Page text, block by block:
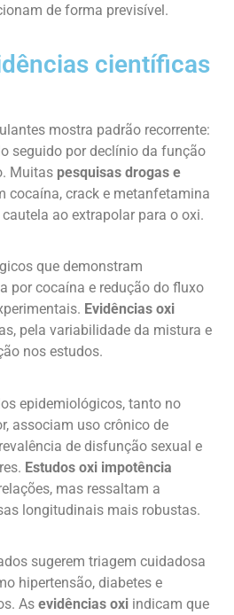
de forma previsível.
científicas
mostra padrão recorrente:
seguido por declínio da função
Muitas pesquisas drogas e
cocaína, crack e metanfetamina
ao extrapolar para o oxi.
que demonstram
por cocaína e redução do fluxo
Evidências oxi
pela variabilidade da mistura e
nos estudos.
epidemiológicos, tanto no
associam uso crônico de
de disfunção sexual e
Estudos oxi impotência
mas ressaltam a
longitudinais mais robustas.
sugerem triagem cuidadosa
hipertensão, diabetes e
As evidências oxi indicam que